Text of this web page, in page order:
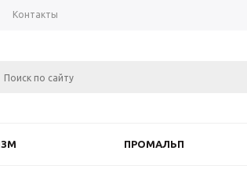
Контакты
ПРОМАЛЬП